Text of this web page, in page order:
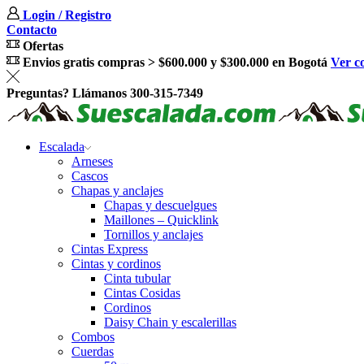
Login / Registro
Contacto
Ofertas
Envios gratis compras > $600.000 y $300.000 en Bogotá Ver
Preguntas? Llámanos 300-315-7349
Escalada
Arneses
Cascos
Chapas y anclajes
Chapas y descuelgues
Maillones – Quicklink
Tornillos y anclajes
Cintas Express
Cintas y cordinos
Cinta tubular
Cintas Cosidas
Cordinos
Daisy Chain y escalerillas
Combos
Cuerdas